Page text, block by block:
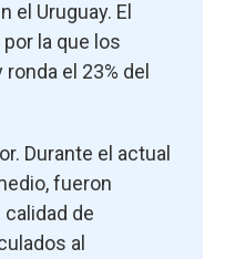
el Uruguay. El
la que los
el 23% del
Durante el actual
fueron
de
al